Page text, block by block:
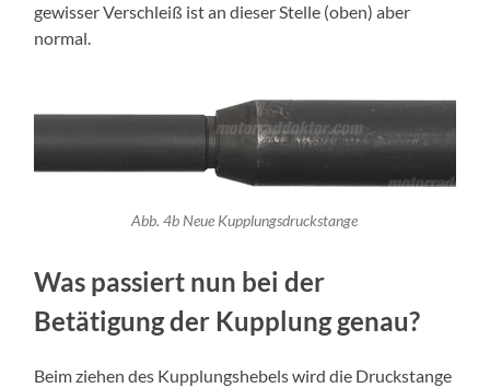
gewisser Verschleiß ist an dieser Stelle (oben) aber
normal.
Abb. 4b Neue Kupplungsdruckstange
Was passiert nun bei der
Betätigung der Kupplung genau?
Beim ziehen des Kupplungshebels wird die Druckstange